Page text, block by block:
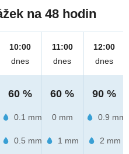
na 48 hodin
10:00
dnes
60 %
0.1 mm
0.5 mm
11:00
dnes
60 %
0 mm
1 mm
12:00
dnes
90 %
0.9 mm
2 mm